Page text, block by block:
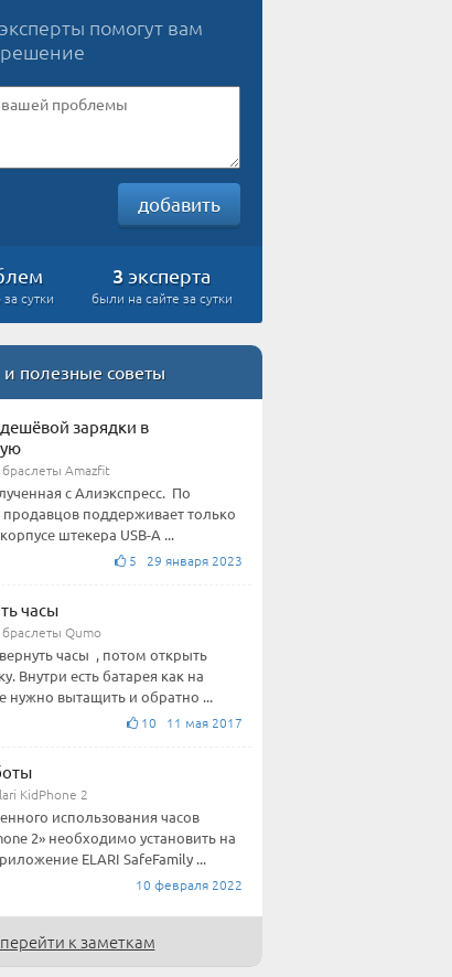
помогут вам
добавить
сутки
3 эксперта
были на сайте за сутки
полезные советы
зарядки в
Amazfit
с Алиэкспресс. По
поддерживает только
штекера USB-А ...
5 29 января 2023
часы
Qumo
часы , потом открыть
Внутри есть батарея как на
нужно вытащить и обратно ...
10 11 мая 2017
KidPhone 2
использования часов
2» необходимо установить на
ELARI SafeFamily ...
10 февраля 2022
перейти к заметкам